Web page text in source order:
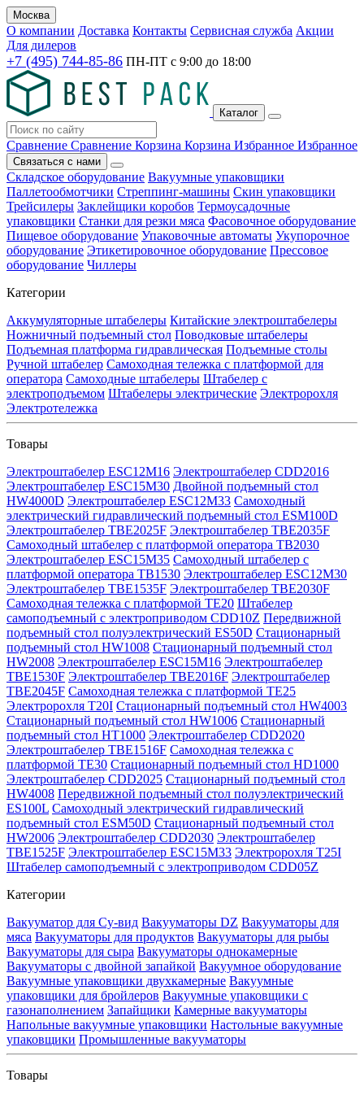
Москва
О компании Доставка Контакты Сервисная служба Акции
Для дилеров
+7 (495) 744-85-86 ПН-ПТ с 9:00 до 18:00
Каталог
Сравнение Сравнение Корзина Корзина Избранное Избранное
Связаться с нами
Складское оборудование Вакуумные упаковщики
Паллетообмотчики Стреппинг-машины Скин упаковщики
Трейсилеры Заклейщики коробов Термоусадочные
упаковщики Станки для резки мяса Фасовочное оборудование
Пищевое оборудование Упаковочные автоматы Укупорочное
оборудование Этикетировочное оборудование Прессовое
оборудование Чиллеры
Категории
Аккумуляторные штабелеры Китайские электроштабелеры
Ножничный подъемный стол Поводковые штабелеры
Подъемная платформа гидравлическая Подъемные столы
Ручной штабелер Самоходная тележка с платформой для
оператора Самоходные штабелеры Штабелер с
электроподъемом Штабелеры электрические Электророхля
Электротележка
Товары
Электроштабелер ESC12M16 Электроштабелер CDD2016
Электроштабелер ESC15M30 Двойной подъемный стол
HW4000D Электроштабелер ESC12M33 Самоходный
электрический гидравлический подъемный стол ESM100D
Электроштабелер TBE2025F Электроштабелер TBE2035F
Самоходный штабелер с платформой оператора TB2030
Электроштабелер ESC15M35 Самоходный штабелер с
платформой оператора TB1530 Электроштабелер ESC12M30
Электроштабелер TBE1535F Электроштабелер TBE2030F
Самоходная тележка с платформой TE20 Штабелер
самоподъемный с электроприводом CDD10Z Передвижной
подъемный стол полуэлектрический ES50D Стационарный
подъемный стол HW1008 Стационарный подъемный стол
HW2008 Электроштабелер ESC15M16 Электроштабелер
TBE1530F Электроштабелер TBE2016F Электроштабелер
TBE2045F Самоходная тележка с платформой TE25
Электророхля T20I Стационарный подъемный стол HW4003
Стационарный подъемный стол HW1006 Стационарный
подъемный стол HT1000 Электроштабелер CDD2020
Электроштабелер TBE1516F Самоходная тележка с
платформой TE30 Стационарный подъемный стол HD1000
Электроштабелер CDD2025 Стационарный подъемный стол
HW4008 Передвижной подъемный стол полуэлектрический
ES100L Самоходный электрический гидравлический
подъемный стол ESM50D Стационарный подъемный стол
HW2006 Электроштабелер CDD2030 Электроштабелер
TBE1525F Электроштабелер ESC15M33 Электророхля T25I
Штабелер самоподъемный с электроприводом CDD05Z
Категории
Вакууматор для Су-вид Вакууматоры DZ Вакууматоры для
мяса Вакууматоры для продуктов Вакууматоры для рыбы
Вакууматоры для сыра Вакууматоры однокамерные
Вакууматоры с двойной запайкой Вакуумное оборудование
Вакуумные упаковщики двухкамерные Вакуумные
упаковщики для бройлеров Вакуумные упаковщики с
газонаполнением Запайщики Камерные вакууматоры
Напольные вакуумные упаковщики Настольные вакуумные
упаковщики Промышленные вакууматоры
Товары